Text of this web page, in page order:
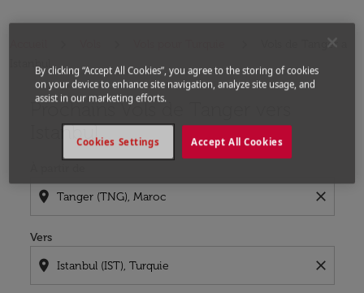
Vols de Tanger a
Istanbul
Prochains Vols de Tanger vers
Istanbul
location_on close
Vers
location_on close
Aucun tarif trouvé pour les options populaires
By clicking “Accept All Cookies”, you agree to the storing of cookies
on your device to enhance site navigation, analyze site usage, and
assist in our marketing efforts.
Accept All Cookies
Cookies Settings